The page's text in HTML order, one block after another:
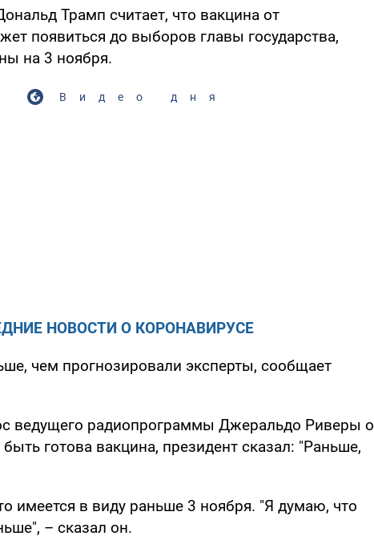
Трамп считает, что вакцина от
появиться до выборов главы государства,
на 3 ноября.
Видео дня
НОВОСТИ О КОРОНАВИРУСЕ
чем прогнозировали эксперты, сообщает
ведущего радиопрограммы Джеральдо Риверы о
готова вакцина, президент сказал: "Раньше,
имеется в виду раньше 3 ноября. "Я думаю, что
– сказал он.